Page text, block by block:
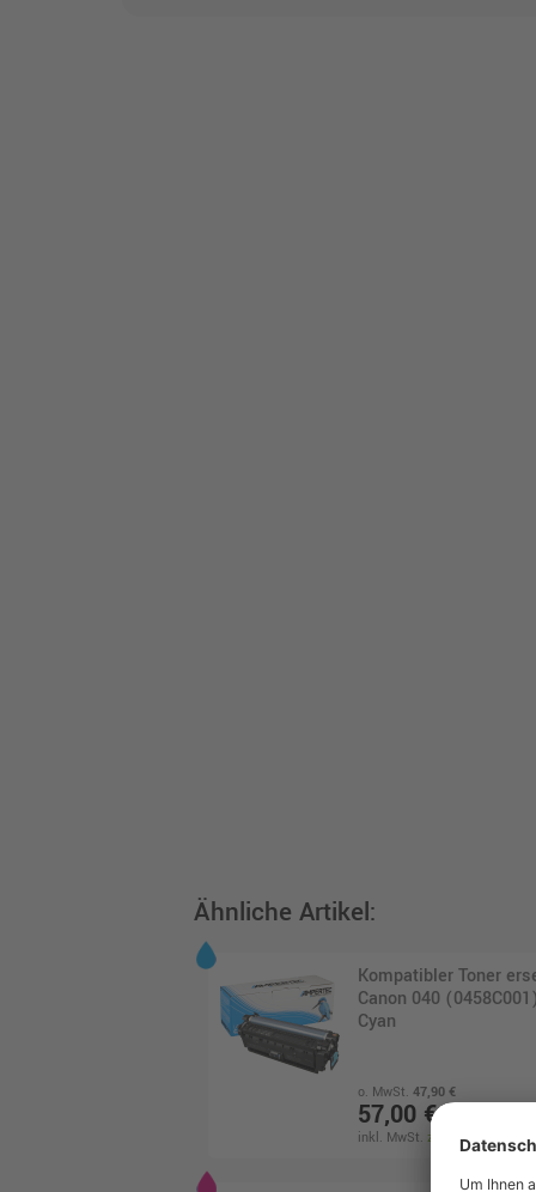
Ähnliche Artikel:
Kompatibler Toner
Canon 040
Cyan
o. MwSt. 47,90 €
57,00 €
inkl. MwSt. zzgl. Versand